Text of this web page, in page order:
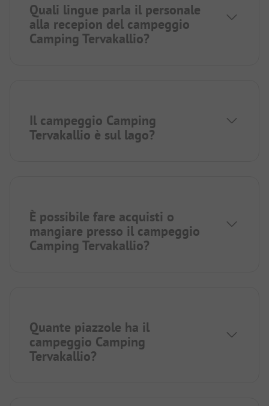
Quali lingue parla il personale
alla recepion del campeggio
Camping Tervakallio?
Il campeggio Camping
Tervakallio è sul lago?
È possibile fare acquisti o
mangiare presso il campeggio
Camping Tervakallio?
Quante piazzole ha il
campeggio Camping
Tervakallio?